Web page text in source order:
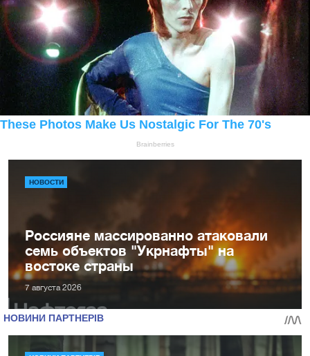
НОВОСТИ
Россияне массированно атаковали
семь объектов "Укрнафты" на
востоке страны
7 августа 2026